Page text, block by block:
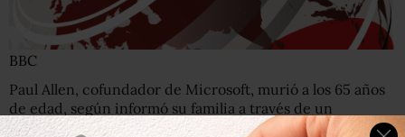
BBC
Paul Allen, cofundador de Microsoft, murió a los 65 años
de edad, según informó su familia a través de un
comunicado.